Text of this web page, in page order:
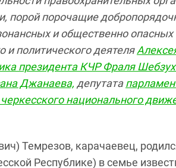
порой порочащие
и общественно
и политического деятеля
президента КЧР Фраля
Джанаева, депутата
национального
Темрезов, карачаевец,
Республике) в семье